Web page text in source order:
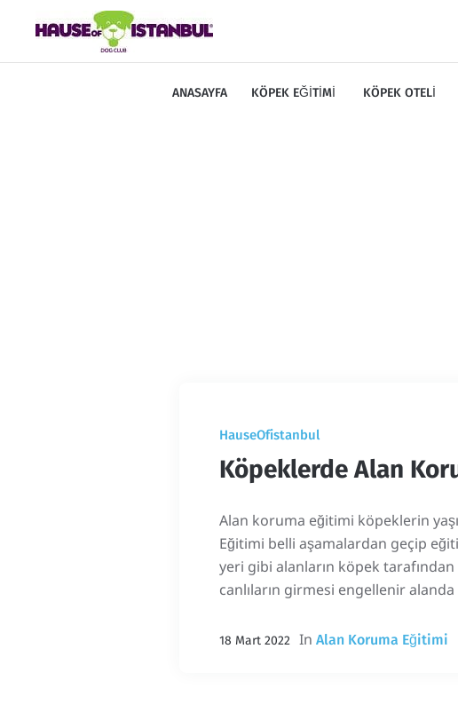
ANASAYFA KÖPEK EĞITIMI KÖPEK OTELI
HauseOfistanbul
Köpeklerde Alan
Alan koruma eğitimi köpeklerin
Eğitimi belli aşamalardan geçip
yeri gibi alanların köpek
canlıların girmesi engellenir
18 Mart 2022 In Alan Koruma Eğitimi